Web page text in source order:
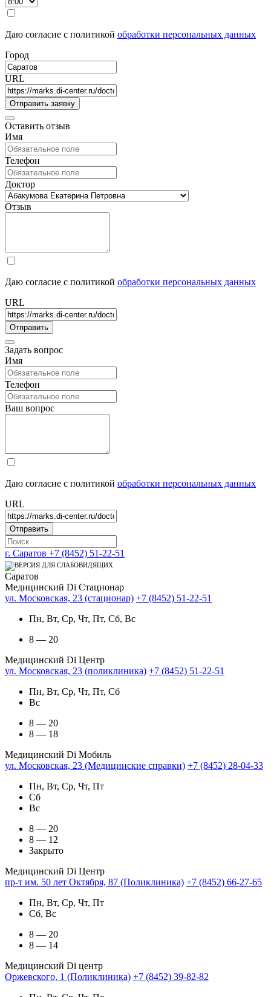
Даю согласие с политикой обработки персональных данных
Город
URL
Оставить отзыв
Имя
Телефон
Доктор
Отзыв
Даю согласие с политикой обработки персональных данных
URL
Задать вопрос
Имя
Телефон
Ваш вопрос
Даю согласие с политикой обработки персональных данных
URL
г. Саратов +7 (8452) 51-22-51
Саратов
Медицинский Di Стационар
ул. Московская, 23 (стационар) +7 (8452) 51-22-51
Пн, Вт, Ср, Чт, Пт, Сб, Вс
8 — 20
Медицинский Di Центр
ул. Московская, 23 (поликлиника) +7 (8452) 51-22-51
Пн, Вт, Ср, Чт, Пт, Сб
Вс
8 — 20
8 — 18
Медицинский Di Мобиль
ул. Московская, 23 (Медицинские справки) +7 (8452) 28-04-33
Пн, Вт, Ср, Чт, Пт
Сб
Вс
8 — 20
8 — 12
Закрыто
Медицинский Di Центр
пр-т им. 50 лет Октября, 87 (Поликлиника) +7 (8452) 66-27-65
Пн, Вт, Ср, Чт, Пт
Сб, Вс
8 — 20
8 — 14
Медицинский Di центр
Оржевского, 1 (Поликлиника) +7 (8452) 39-82-82